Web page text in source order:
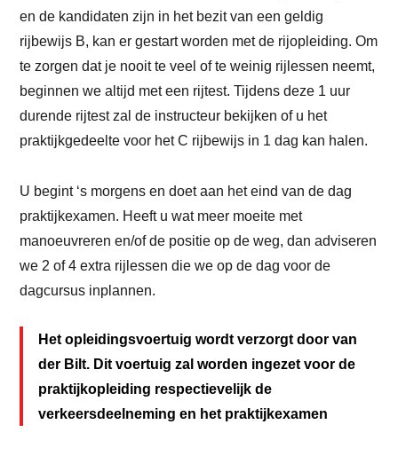
en de kandidaten zijn in het bezit van een geldig
rijbewijs B, kan er gestart worden met de rijopleiding. Om
te zorgen dat je nooit te veel of te weinig rijlessen neemt,
beginnen we altijd met een rijtest. Tijdens deze 1 uur
durende rijtest zal de instructeur bekijken of u het
praktijkgedeelte voor het C rijbewijs in 1 dag kan halen.
U begint ‘s morgens en doet aan het eind van de dag
praktijkexamen. Heeft u wat meer moeite met
manoeuvreren en/of de positie op de weg, dan adviseren
we 2 of 4 extra rijlessen die we op de dag voor de
dagcursus inplannen.
Het opleidingsvoertuig wordt verzorgt door van
der Bilt. Dit voertuig zal worden ingezet voor de
praktijkopleiding respectievelijk de
verkeersdeelneming en het praktijkexamen